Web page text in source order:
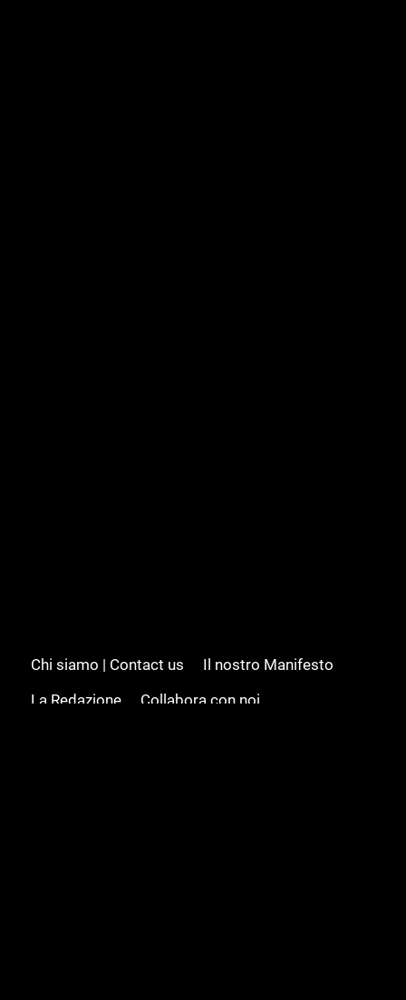
Chi siamo | Contact us
Il nostro Manifesto
La Redazione
Collabora con noi